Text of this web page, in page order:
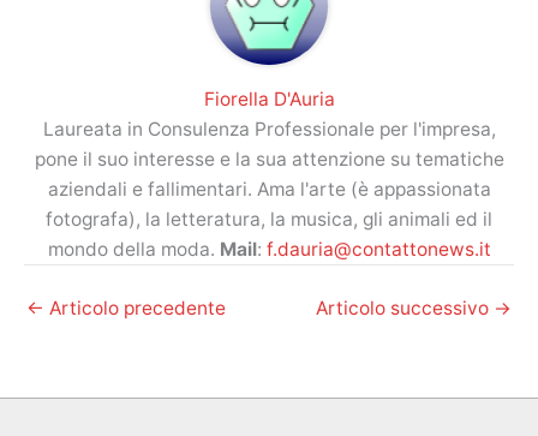
Fiorella D'Auria
Laureata in Consulenza Professionale per l'impresa,
pone il suo interesse e la sua attenzione su tematiche
aziendali e fallimentari. Ama l'arte (è appassionata
fotografa), la letteratura, la musica, gli animali ed il
mondo della moda. Mail: f.dauria@contattonews.it
← Articolo precedente Articolo successivo →